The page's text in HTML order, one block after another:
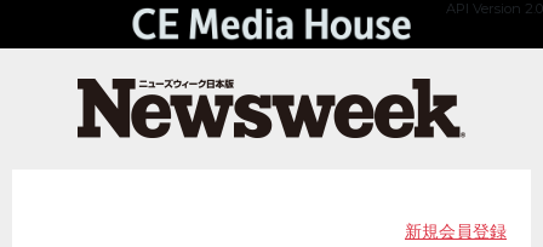
API Version 2.0
新規会員登録